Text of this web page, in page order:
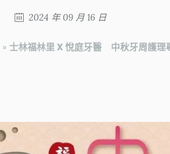
2024 年 09 月 16 日
» 士林福林里 X 悅庭牙醫 中秋牙周護理